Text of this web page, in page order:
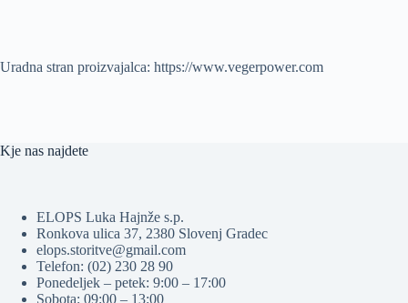
Uradna stran proizvajalca: https://www.vegerpower.com
Kje nas najdete
ELOPS Luka Hajnže s.p.
Ronkova ulica 37, 2380 Slovenj Gradec
elops.storitve@gmail.com
Telefon: (02) 230 28 90
Ponedeljek – petek: 9:00 – 17:00
Sobota: 09:00 – 13:00